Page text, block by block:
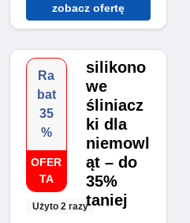
zobacz ofertę
Ra
bat
35
%
OFER
TA
Użyto 2 razy
silikono
we
śliniacz
ki dla
niemowl
ąt – do
35%
taniej